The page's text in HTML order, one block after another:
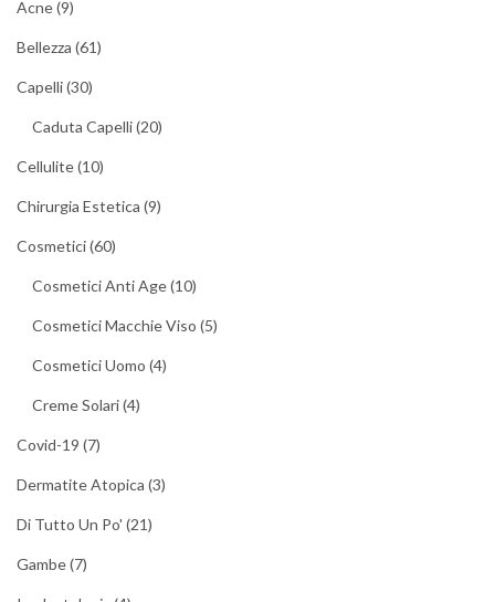
Acne(9)
Bellezza (61)
Capelli(30)
Caduta Capelli(20)
Cellulite(10)
Chirurgia Estetica (9)
Cosmetici(60)
Cosmetici Anti Age(10)
Cosmetici Macchie Viso (5)
Cosmetici Uomo (4)
Creme Solari(4)
Covid-19 (7)
Dermatite Atopica (3)
Di Tutto Un Po' (21)
Gambe(7)